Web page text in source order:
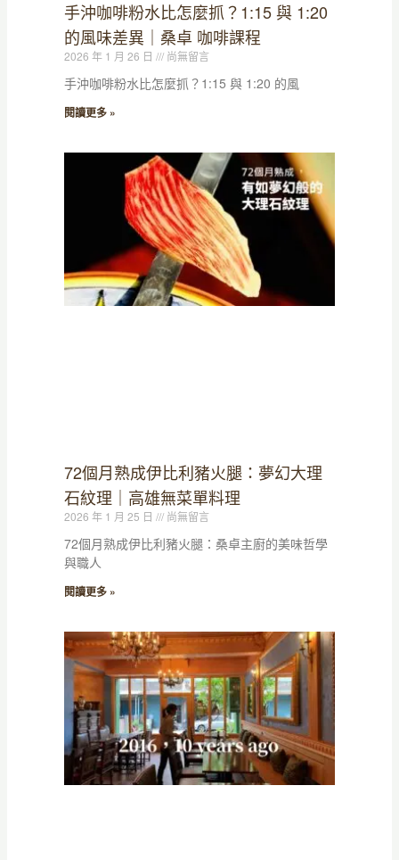
手沖咖啡粉水比怎麼抓？1:15 與 1:20
的風味差異｜桑卓 咖啡課程
2026 年 1 月 26 日 尚無留言
手沖咖啡粉水比怎麼抓？1:15 與 1:20 的風
閱讀更多 »
72個月熟成伊比利豬火腿：夢幻大理
石紋理｜高雄無菜單料理
2026 年 1 月 25 日 尚無留言
72個月熟成伊比利豬火腿：桑卓主廚的美味哲學
與職人
閱讀更多 »